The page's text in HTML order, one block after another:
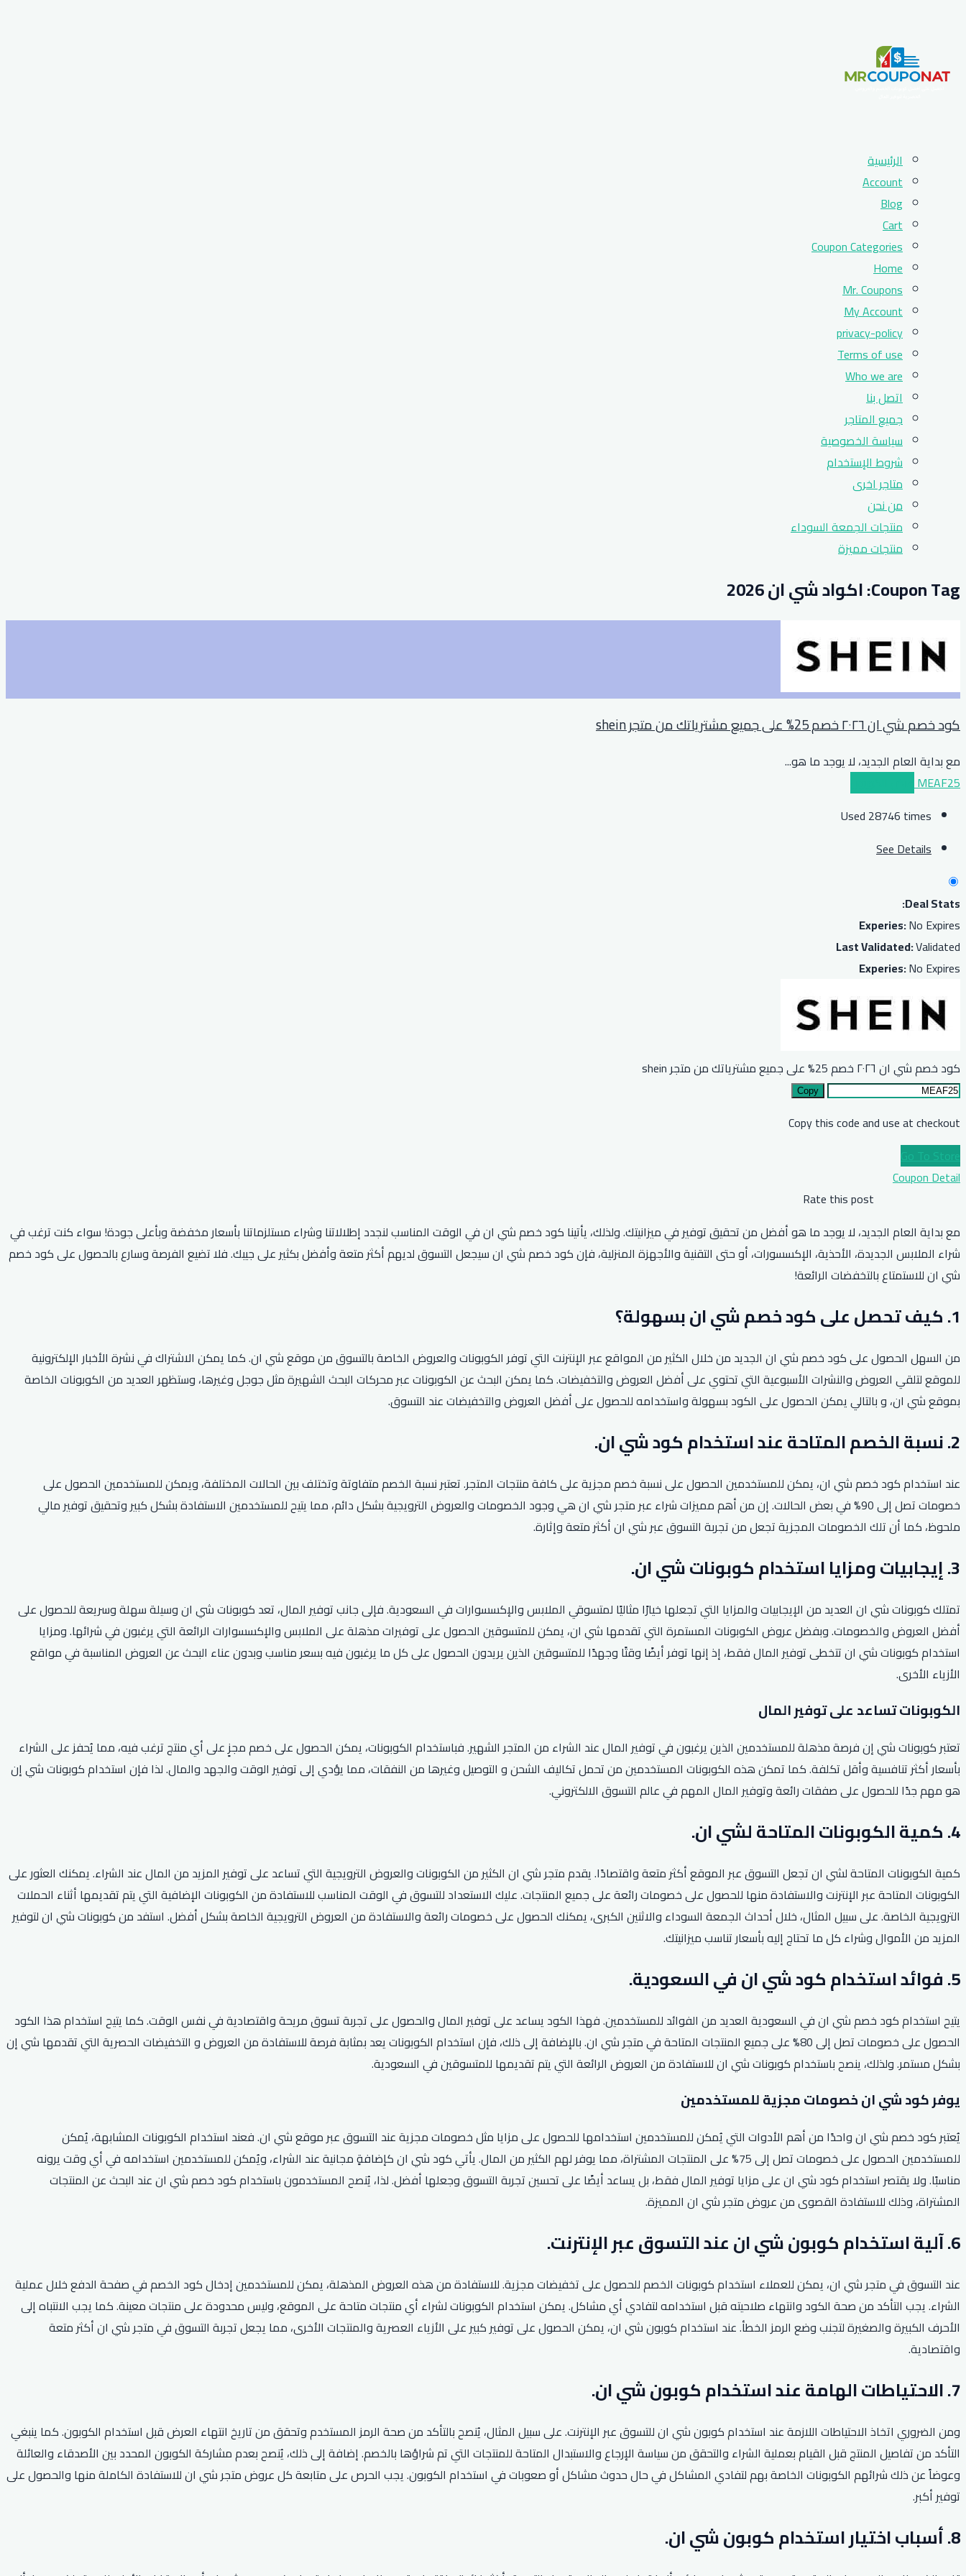
الرئيسية
Account
Blog
Cart
Coupon Categories
Home
Mr. Coupons
My Account
privacy-policy
Terms of use
Who we are
اتصل بنا
جميع المتاجر
سياسة الخصوصية
شروط الإستخدام
متاجر اخرى
من نحن
منتجات الجمعة السوداء
منتجات مميزة
Coupon Tag: اكواد شي ان 2026
كود خصم شي ان ٢٠٢٦ خصم 25% على جميع مشترياتك من متجر shein
مع بداية العام الجديد، لا يوجد ما هو...
MEAF25
Used 28746 times
See Details
Deal Stats:
Experies:No Expires
Last Validated:Validated
Experies:No Expires
كود خصم شي ان ٢٠٢٦ خصم 25% على جميع مشترياتك من متجر shein
Copy
Copy this code and use at checkout
Go To Store
Coupon Detail
Rate this post
مع بداية العام الجديد، لا يوجد ما هو أفضل من تحقيق توفير في ميزانيتك. ولذلك، يأتينا كود خصم شي ان في الوقت المناسب لنجدد إطلالاتنا وشراء مستلزماتنا بأسعار مخفضة وبأعلى جودة! سواء كنت ترغب في
شراء الملابس الجديدة، الأحذية، الإكسسورات، أو حتى التقنية والأجهزة المنزلية، فإن كود خصم شي ان سيجعل التسوق لديهم أكثر متعة وأفضل بكثير على جيبك. فلا تضيع الفرصة وسارع بالحصول على كود خصم
شي ان للاستمتاع بالتخفضات الرائعة!
1. كيف تحصل على كود خصم شي ان بسهولة؟
من السهل الحصول على كود خصم شي ان الجديد من خلال الكثير من المواقع عبر الإنترنت التي توفر الكوبونات والعروض الخاصة بالتسوق من موقع شي ان. كما يمكن الاشتراك في نشرة الأخبار الإلكترونية
للموقع لتلقي العروض والنشرات الأسبوعية التي تحتوي على أفضل العروض والتخفيضات. كما يمكن البحث عن الكوبونات عبر محركات البحث الشهيرة مثل جوجل وغيرها، وستظهر العديد من الكوبونات الخاصة
بموقع شي ان، و بالتالي يمكن الحصول على الكود بسهولة واستخدامه للحصول على أفضل العروض والتخفيضات عند التسوق.
2. نسبة الخصم المتاحة عند استخدام كود شي ان.
عند استخدام كود خصم شي ان، يمكن للمستخدمين الحصول على نسبة خصم مجزية على كافة منتجات المتجر. تعتبر نسبة الخصم متفاوتة وتختلف بين الحالات المختلفة، ويمكن للمستخدمين الحصول على
خصومات تصل إلى 90% في بعض الحالات. إن من أهم مميزات شراء عبر متجر شي ان هي وجود الخصومات والعروض الترويجية بشكل دائم، مما يتيح للمستخدمين الاستفادة بشكل كبير وتحقيق توفير مالي
ملحوظ، كما أن تلك الخصومات المجزية تجعل من تجربة التسوق عبر شي ان أكثر متعة وإثارة.
3. إيجابيات ومزايا استخدام كوبونات شي ان.
تمتلك كوبونات شي ان العديد من الإيجابيات والمزايا التي تجعلها خيارًا مثاليًا لمتسوقي الملابس والإكسسوارات في السعودية. فإلى جانب توفير المال، تعد كوبونات شي ان وسيلة سهلة وسريعة للحصول على
أفضل العروض والخصومات. وبفضل عروض الكوبونات المستمرة التي تقدمها شي ان، يمكن للمتسوقين الحصول على توفيرات مذهلة على الملابس والإكسسوارات الرائعة التي يرغبون في شرائها. ومزايا
استخدام كوبونات شي ان تتخطى توفير المال فقط، إذ إنها توفر أيضًا وقتًا وجهدًا للمتسوقين الذين يريدون الحصول على كل ما يرغبون فيه بسعر مناسب وبدون عناء البحث عن العروض المناسبة في مواقع
الأزياء الأخرى.
الكوبونات تساعد على توفير المال
تعتبر كوبونات شي إن فرصة مذهلة للمستخدمين الذين يرغبون في توفير المال عند الشراء من المتجر الشهير. فباستخدام الكوبونات، يمكن الحصول على خصم مجزٍ على أي منتج ترغب فيه، مما يُحفز على الشراء
بأسعار أكثر تنافسية وأقل تكلفة. كما تمكن هذه الكوبونات المستخدمين من تحمل تكاليف الشحن و التوصيل وغيرها من النفقات، مما يؤدي إلى توفير الوقت والجهد والمال. لذا فإن استخدام كوبونات شي إن
هو مهم جدًا للحصول على صفقات رائعة وتوفير المال المهم في عالم التسوق الالكتروني.
4. كمية الكوبونات المتاحة لشي ان.
كمية الكوبونات المتاحة لشي ان تجعل التسوق عبر الموقع أكثر متعة واقتصادًا. يقدم متجر شي ان الكثير من الكوبونات والعروض الترويجية التي تساعد على توفير المزيد من المال عند الشراء. يمكنك العثور على
الكوبونات المتاحة عبر الإنترنت والاستفادة منها للحصول على خصومات رائعة على جميع المنتجات. عليك الاستعداد للتسوق في الوقت المناسب للاستفادة من الكوبونات الإضافية التي يتم تقديمها أثناء الحملات
الترويجية الخاصة. على سبيل المثال، خلال أحداث الجمعة السوداء والاثنين الكبرى، يمكنك الحصول على خصومات رائعة والاستفادة من العروض الترويجية الخاصة بشكل أفضل. استفد من كوبونات شي ان لتوفير
المزيد من الأموال وشراء كل ما تحتاج إليه بأسعار تناسب ميزانيتك.
5. فوائد استخدام كود شي ان في السعودية.
يتيح استخدام كود خصم شي ان في السعودية العديد من الفوائد للمستخدمين. فهذا الكود يساعد على توفير المال والحصول على تجربة تسوق مريحة واقتصادية في نفس الوقت. كما يتيح استخدام هذا الكود
الحصول على خصومات تصل إلى 80% على جميع المنتجات المتاحة في متجر شي ان. بالإضافة إلى ذلك، فإن استخدام الكوبونات يعد بمثابة فرصة للاستفادة من العروض و التخفيضات الحصرية التي تقدمها شي إن
بشكل مستمر. ولذلك، ينصح باستخدام كوبونات شي ان للاستفادة من العروض الرائعة التي يتم تقديمها للمتسوقين في السعودية.
يوفر كود شي ان خصومات مجزية للمستخدمين
يُعتبر كود خصم شي ان واحدًا من أهم الأدوات التي يُمكن للمستخدمين استخدامها للحصول على مزايا مثل خصومات مجزية عند التسوق عبر موقع شي ان. فعند استخدام الكوبونات المشابهة، يُمكن
للمستخدمين الحصول على خصومات تصل إلى 75% على المنتجات المشتراة، مما يوفر لهم الكثير من المال. يأتي كود شي ان كإضافةٍ مجانية عند الشراء، ويُمكن للمستخدمين استخدامه في أي وقت يرونه
مناسبًا. ولا يقتصر استخدام كود شي ان على مزايا توفير المال فقط، بل يساعد أيضًا على تحسين تجربة التسوق وجعلها أفضل. لذا، يُنصح المستخدمون باستخدام كود خصم شي ان عند البحث عن المنتجات
المشتراة، وذلك للاستفادة القصوى من عروض متجر شي ان المميزة.
6. آلية استخدام كوبون شي ان عند التسوق عبر الإنترنت.
عند التسوق في متجر شي ان، يمكن للعملاء استخدام كوبونات الخصم للحصول على تخفيضات مجزية. للاستفادة من هذه العروض المذهلة، يمكن للمستخدمين إدخال كود الخصم في صفحة الدفع خلال عملية
الشراء. يجب التأكد من صحة الكود وانتهاء صلاحيته قبل استخدامه لتفادي أي مشاكل. يمكن استخدام الكوبونات لشراء أي منتجات متاحة على الموقع، وليس محدودة على منتجات معينة. كما يجب الانتباه إلى
الأحرف الكبيرة والصغيرة لتجنب وضع الرمز الخطأ. عند استخدام كوبون شي ان، يمكن الحصول على توفير كبير على الأزياء العصرية والمنتجات الأخرى، مما يجعل تجربة التسوق في متجر شي ان أكثر متعة
واقتصادية.
7. الاحتياطات الهامة عند استخدام كوبون شي ان.
ومن الضروري اتخاذ الاحتياطات اللازمة عند استخدام كوبون شي ان للتسوق عبر الإنترنت. على سبيل المثال، يُنصح بالتأكد من صحة الرمز المستخدم وتحقق من تاريخ انتهاء العرض قبل استخدام الكوبون. كما ينبغي
التأكد من تفاصيل المنتج قبل القيام بعملية الشراء والتحقق من سياسة الإرجاع والاستبدال المتاحة للمنتجات التي تم شراؤها بالخصم. إضافة إلى ذلك، يُنصح بعدم مشاركة الكوبون المحدد بين الأصدقاء والعائلة
وعوضاً عن ذلك شرائهم الكوبونات الخاصة بهم لتفادي المشاكل في حال حدوث مشاكل أو صعوبات في استخدام الكوبون. يجب الحرص على متابعة كل عروض متجر شي ان للاستفادة الكاملة منها والحصول على
توفير أكبر.
8. أسباب اختيار استخدام كوبون شي ان.